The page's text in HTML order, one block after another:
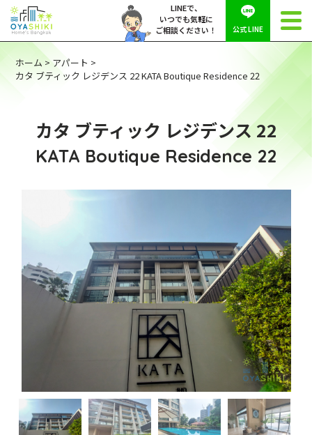
LINEで、
いつでも気軽に
ご相談ください！
公式 LINE
ホーム > アパート >
カタ ブティック レジデンス 22 KATA Boutique Residence 22
カタ ブティック レジデンス 22
KATA Boutique Residence 22